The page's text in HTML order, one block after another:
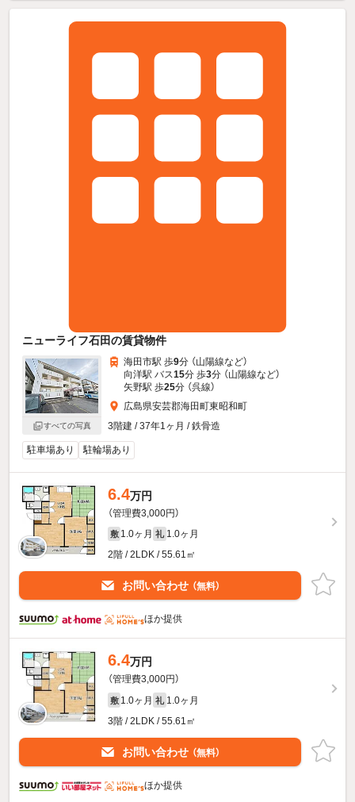
ニューライフ石田の賃貸物件
すべての写真
海田市駅 歩9分 （山陽線など）
向洋駅 バス15分 歩3分 （山陽線など）
矢野駅 歩25分 （呉線）
広島県安芸郡海田町東昭和町
3階建 / 37年1ヶ月 / 鉄骨造
駐車場あり 駐輪場あり
6.4万円
（管理費3,000円）
敷 1.0ヶ月 礼 1.0ヶ月
2階 / 2LDK / 55.61㎡
お問い合わせ （無料）
ほか提供
6.4万円
（管理費3,000円）
敷 1.0ヶ月 礼 1.0ヶ月
3階 / 2LDK / 55.61㎡
お問い合わせ （無料）
ほか提供